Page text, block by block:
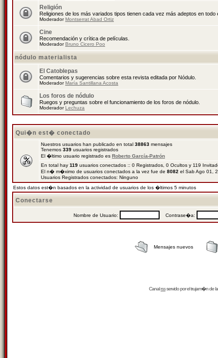
Religión
Religiones de los más variados tipos tienen cada vez más adeptos en todo
ModeradorMontserrat Abad Ortiz
Cine
Recomendación y crítica de películas.
ModeradorBruno Cicero Poo
nódulo materialista
El Catoblepas
Comentarios y sugerencias sobre esta revista editada por Nódulo.
ModeradorMaría Santillana Acosta
Los foros de nódulo
Ruegos y preguntas sobre el funcionamiento de los foros de nódulo.
ModeradorLechuza
Qui�n est� conectado
Nuestros usuarios han publicado en total 38863 mensajes
Tenemos 339 usuarios registrados
El �ltimo usuario registrado es Roberto García-Patrón
En total hay 119 usuarios conectados :: 0 Registrados, 0 Ocultos y 119
El n� m�ximo de usuarios conectados a la vez fue de 8082 el Sab Ago 01,
Usuarios Registrados conectados: Ninguno
Estos datos est�n basados en la actividad de usuarios de los �ltimos 5 minutos
Conectarse
Nombre de Usuario: Contrase�a:
Mensajes nuevos
Canalrssservido por eltrujam�nde